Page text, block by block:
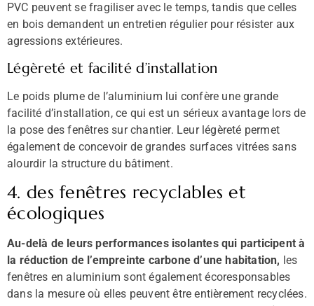
PVC peuvent se fragiliser avec le temps, tandis que celles
en bois demandent un entretien régulier pour résister aux
agressions extérieures.
Légèreté et facilité d’installation
Le poids plume de l’aluminium lui confère une grande
facilité d’installation, ce qui est un sérieux avantage lors de
la pose des fenêtres sur chantier. Leur légèreté permet
également de concevoir de grandes surfaces vitrées sans
alourdir la structure du bâtiment.
4. des fenêtres recyclables et
écologiques
Au-delà de leurs performances isolantes qui participent à
la réduction de l’empreinte carbone d’une habitation, les
fenêtres en aluminium sont également écoresponsables
dans la mesure où elles peuvent être entièrement recyclées.